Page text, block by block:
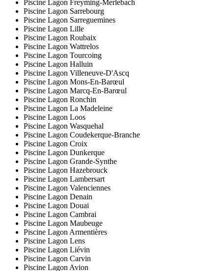
Piscine Lagon Freyming-Merlebach
Piscine Lagon Sarrebourg
Piscine Lagon Sarreguemines
Piscine Lagon Lille
Piscine Lagon Roubaix
Piscine Lagon Wattrelos
Piscine Lagon Tourcoing
Piscine Lagon Halluin
Piscine Lagon Villeneuve-D'Ascq
Piscine Lagon Mons-En-Barœul
Piscine Lagon Marcq-En-Barœul
Piscine Lagon Ronchin
Piscine Lagon La Madeleine
Piscine Lagon Loos
Piscine Lagon Wasquehal
Piscine Lagon Coudekerque-Branche
Piscine Lagon Croix
Piscine Lagon Dunkerque
Piscine Lagon Grande-Synthe
Piscine Lagon Hazebrouck
Piscine Lagon Lambersart
Piscine Lagon Valenciennes
Piscine Lagon Denain
Piscine Lagon Douai
Piscine Lagon Cambrai
Piscine Lagon Maubeuge
Piscine Lagon Armentières
Piscine Lagon Lens
Piscine Lagon Liévin
Piscine Lagon Carvin
Piscine Lagon Avion